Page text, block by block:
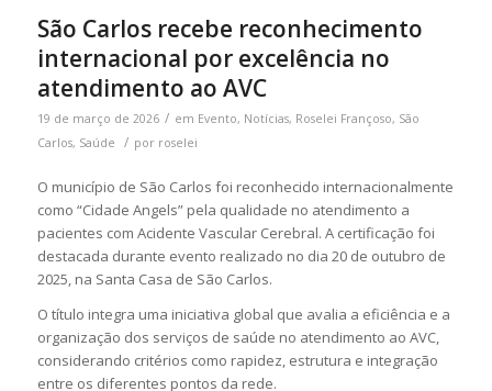
São Carlos recebe reconhecimento
internacional por excelência no
atendimento ao AVC
19 de março de 2026 / em Evento, Notícias, Roselei Françoso, São
Carlos, Saúde / por roselei
O município de São Carlos foi reconhecido internacionalmente
como “Cidade Angels” pela qualidade no atendimento a
pacientes com Acidente Vascular Cerebral. A certificação foi
destacada durante evento realizado no dia 20 de outubro de
2025, na Santa Casa de São Carlos.
O título integra uma iniciativa global que avalia a eficiência e a
organização dos serviços de saúde no atendimento ao AVC,
considerando critérios como rapidez, estrutura e integração
entre os diferentes pontos da rede.